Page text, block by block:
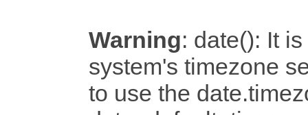
Warning: date(): It
system's timezone
to use the